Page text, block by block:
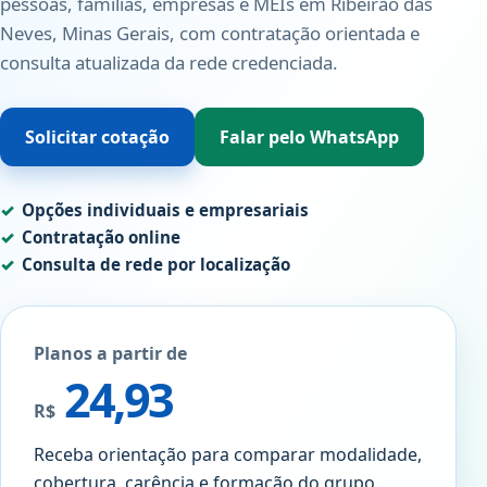
Neves, Minas Gerais, com contratação orientada e
consulta atualizada da rede credenciada.
Solicitar cotação Falar pelo WhatsApp
Opções individuais e empresariais
Contratação online
Consulta de rede por localização
Planos a partir de
R$ 24,93
Receba orientação para comparar modalidade,